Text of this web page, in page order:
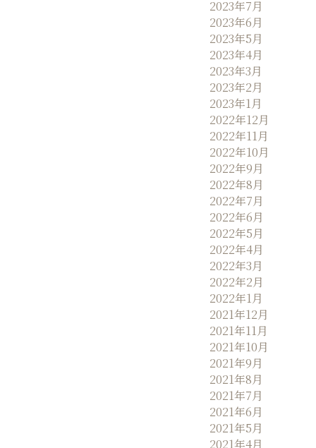
2023年7月
2023年6月
2023年5月
2023年4月
2023年3月
2023年2月
2023年1月
2022年12月
2022年11月
2022年10月
2022年9月
2022年8月
2022年7月
2022年6月
2022年5月
2022年4月
2022年3月
2022年2月
2022年1月
2021年12月
2021年11月
2021年10月
2021年9月
2021年8月
2021年7月
2021年6月
2021年5月
2021年4月